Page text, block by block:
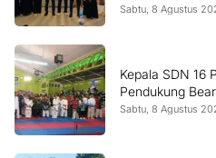
Sabtu, 8 Agustus
Kepala SDN 16
Pendukung
Sabtu, 8 Agustus